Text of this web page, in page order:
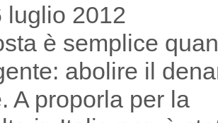
luglio 2012
è semplice
abolire il
A proporla per la